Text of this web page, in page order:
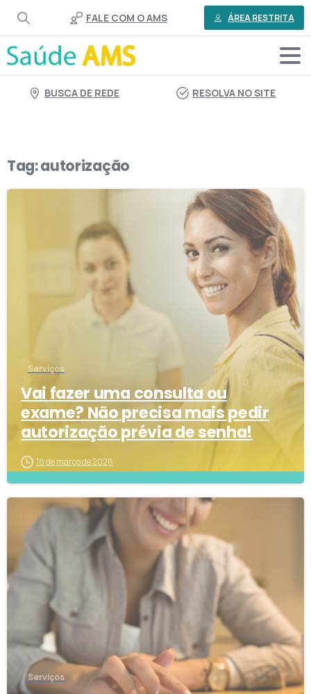
conteúdo
FALE COM O AMS ÁREA RESTRITA
BUSCA DE REDE RESOLVA NO SITE
Tag:autorização
Serviços
Vai fazer uma consulta ou
exame? Não precisa mais pedir
autorização prévia de senha!
18 de março de 2026
Serviços